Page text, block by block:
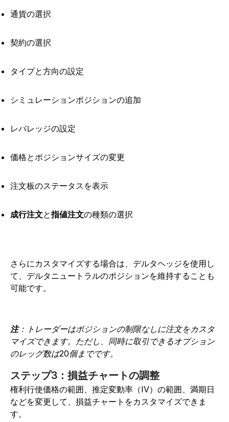
通貨の選択
契約の選択
タイプと方向の設定
シミュレーションポジションの追加
レバレッジの設定
価格とポジションサイズの変更
注文板のステータスを表示
成行注文と指値注文の種類の選択
さらにカスタマイズする場合は、デルタヘッジを使用し
て、デルタニュートラルのポジションを維持することも
可能です。
注：トレーダーはポジションの制限なしに注文をカスタ
マイズできます。ただし、同時に取引できるオプション
のレッグ数は20個までです。
ステップ3：損益チャートの調整
権利行使価格の範囲、推定変動率（IV）の範囲、満期日
などを変更して、損益チャートをカスタマイズできま
す。